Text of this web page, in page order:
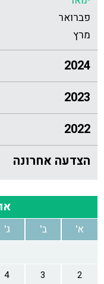
פברואר
מרץ
2024
2023
2022
הצדעה אחרונה